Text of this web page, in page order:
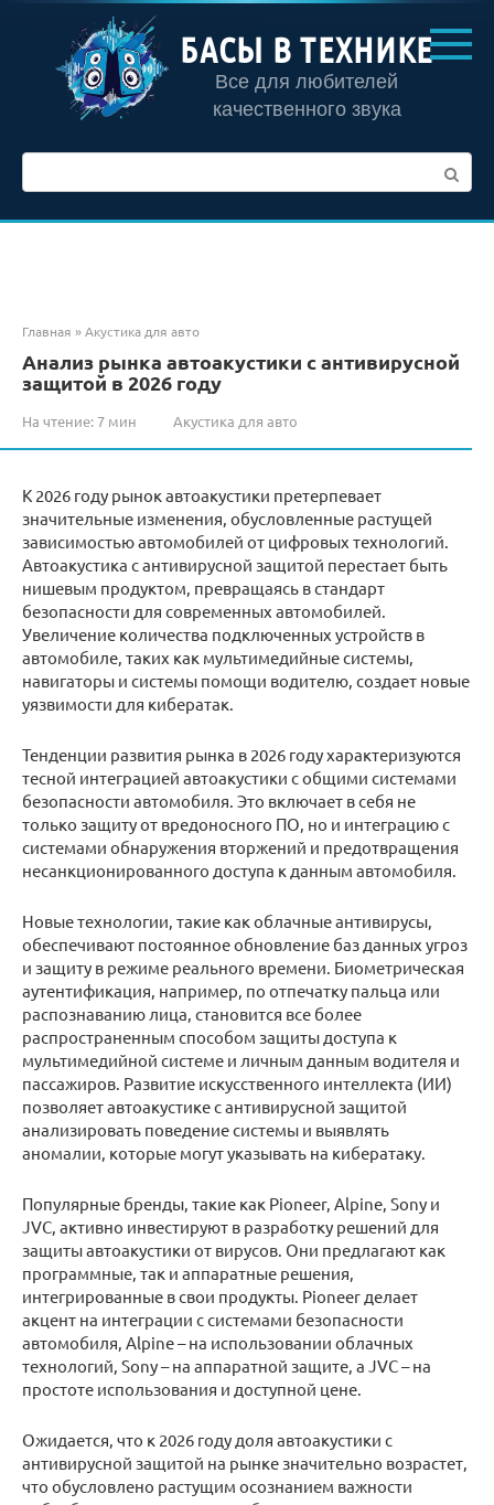
контенту
БАСЫ В ТЕХНИКЕ
Все для любителей
качественного звука
Главная »Акустика для авто
Анализ рынка автоакустики с антивирусной
защитой в 2026 году
На чтение: 7 мин Акустика для авто
К 2026 году рынок автоакустики претерпевает
значительные изменения, обусловленные растущей
зависимостью автомобилей от цифровых технологий.
Автоакустика с антивирусной защитой перестает быть
нишевым продуктом, превращаясь в стандарт
безопасности для современных автомобилей.
Увеличение количества подключенных устройств в
автомобиле, таких как мультимедийные системы,
навигаторы и системы помощи водителю, создает новые
уязвимости для кибератак.
Тенденции развития рынка в 2026 году характеризуются
тесной интеграцией автоакустики с общими системами
безопасности автомобиля. Это включает в себя не
только защиту от вредоносного ПО, но и интеграцию с
системами обнаружения вторжений и предотвращения
несанкционированного доступа к данным автомобиля.
Новые технологии, такие как облачные антивирусы,
обеспечивают постоянное обновление баз данных угроз
и защиту в режиме реального времени. Биометрическая
аутентификация, например, по отпечатку пальца или
распознаванию лица, становится все более
распространенным способом защиты доступа к
мультимедийной системе и личным данным водителя и
пассажиров. Развитие искусственного интеллекта (ИИ)
позволяет автоакустике с антивирусной защитой
анализировать поведение системы и выявлять
аномалии, которые могут указывать на кибератаку.
Популярные бренды, такие как Pioneer, Alpine, Sony и
JVC, активно инвестируют в разработку решений для
защиты автоакустики от вирусов. Они предлагают как
программные, так и аппаратные решения,
интегрированные в свои продукты. Pioneer делает
акцент на интеграции с системами безопасности
автомобиля, Alpine – на использовании облачных
технологий, Sony – на аппаратной защите, а JVC – на
простоте использования и доступной цене.
Ожидается, что к 2026 году доля автоакустики с
антивирусной защитой на рынке значительно возрастет,
что обусловлено растущим осознанием важности